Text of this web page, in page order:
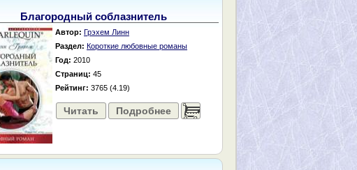
Благородный соблазнитель
Автор: Грэхем Линн
Раздел: Короткие любовные романы
Год: 2010
Страниц: 45
Рейтинг: 3765 (4.19)
Читать Подробнее ......